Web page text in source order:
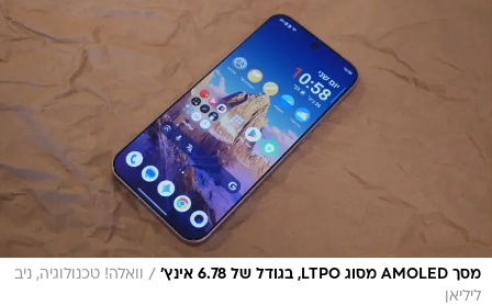
מסך AMOLED מסוג LTPO, בגודל של 6.78 אינץ' /
וואלה! טכנולוגיה, ניב
ליליאן